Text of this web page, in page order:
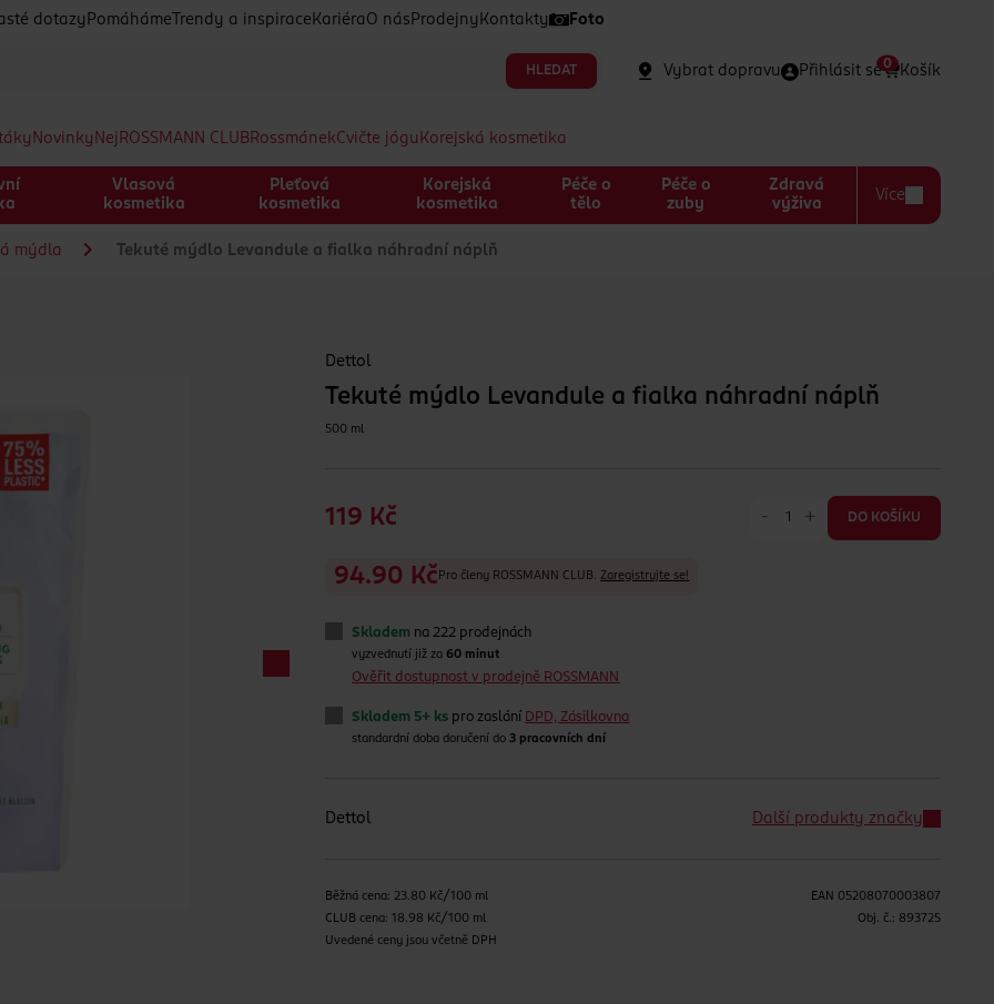
dotazy Pomáháme Trendy a inspirace Kariéra O nás Prodejny Kontakty Foto
HLEDAT Vybrat dopravu Přihlásit se Košík
0
Novinky Nej ROSSMANN CLUBRossmánekCvičte jógu Korejská kosmetika
Vlasová
kosmetika
Pleťová
kosmetika
Korejská
kosmetika
Péče o
tělo
Péče o
zuby
Zdravá
výživa
Více
mýdla Tekuté mýdlo Levandule a fialka náhradní náplň
Dettol
Tekuté mýdlo Levandule a fialka náhradní náplň
500 ml
119 Kč - + DO KOŠÍKU
94.90 Kč Pro členy ROSSMANN CLUB. Zaregistrujte se!
Skladem na 222 prodejnách
vyzvednutí již za60 minut
Ověřit dostupnost v prodejně ROSSMANN
Skladem 5+ ks pro zaslání DPD, Zásilkovna
standardní doba doručení do 3 pracovních dní
Dettol Další produkty značky
Běžná cena: 23.80 Kč/100 ml
CLUB cena: 18.98 Kč/100 ml
Uvedené ceny jsou včetně DPH
EAN 05208070003807
Obj. č.: 893725